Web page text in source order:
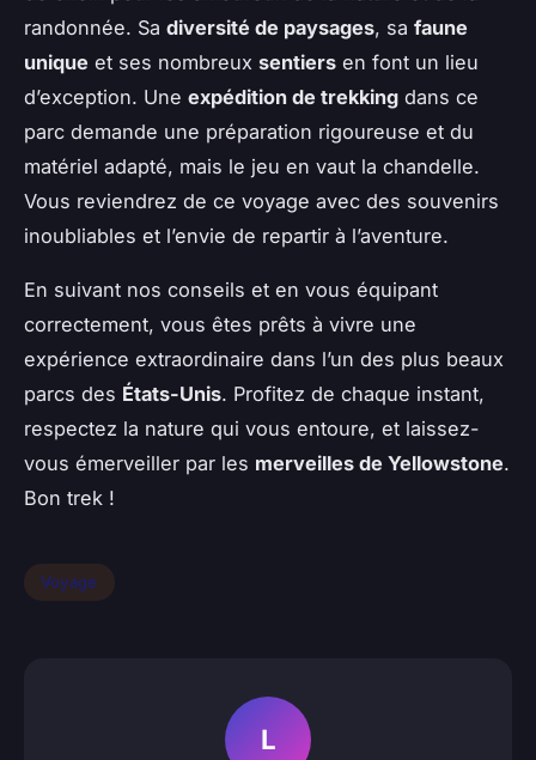
randonnée. Sa diversité de paysages, sa faune
unique et ses nombreux sentiers en font un lieu
d’exception. Une expédition de trekking dans ce
parc demande une préparation rigoureuse et du
matériel adapté, mais le jeu en vaut la chandelle.
Vous reviendrez de ce voyage avec des souvenirs
inoubliables et l’envie de repartir à l’aventure.
En suivant nos conseils et en vous équipant
correctement, vous êtes prêts à vivre une
expérience extraordinaire dans l’un des plus beaux
parcs des États-Unis. Profitez de chaque instant,
respectez la nature qui vous entoure, et laissez-
vous émerveiller par les merveilles de Yellowstone.
Bon trek !
Voyage
L